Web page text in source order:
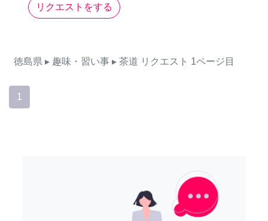
リクエストをする
徳島県 ▸ 趣味・習い事 ▸ 茶道 リクエスト 1ページ目
1